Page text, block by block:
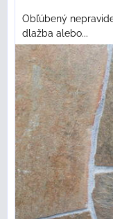
Obľúbený
dlažba alebo...